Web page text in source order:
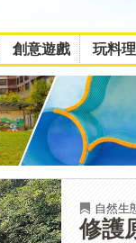
創意遊戲 玩料理
自然生
修護